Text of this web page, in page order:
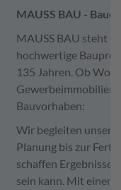
MAUSS BAU -
MAUSS BAU steht
hochwertige
135 Jahren. Ob
Gewerbeimmobilien
Bauvorhaben:
Wir begleiten unsere
Planung bis zur
schaffen Ergebnisse,
sein kann. Mit einem